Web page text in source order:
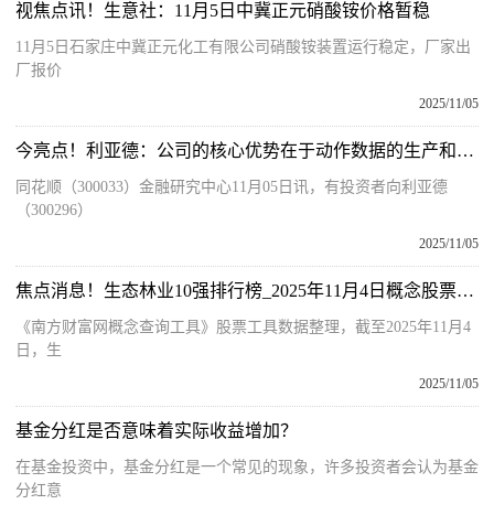
视焦点讯！生意社：11月5日中冀正元硝酸铵价格暂稳
11月5日石家庄中冀正元化工有限公司硝酸铵装置运行稳定，厂家出
厂报价
2025/11/05
今亮点！利亚德：公司的核心优势在于动作数据的生产和应用
同花顺（300033）金融研究中心11月05日讯，有投资者向利亚德
（300296）
2025/11/05
焦点消息！生态林业10强排行榜_2025年11月4日概念股票市值排名
《南方财富网概念查询工具》股票工具数据整理，截至2025年11月4
日，生
2025/11/05
基金分红是否意味着实际收益增加？
在基金投资中，基金分红是一个常见的现象，许多投资者会认为基金
分红意